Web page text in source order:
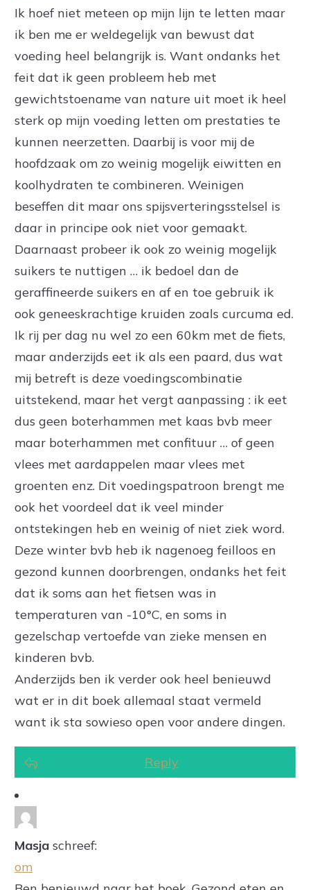
Ik hoef niet meteen op mijn lijn te letten maar
ik ben me er weldegelijk van bewust dat
voeding heel belangrijk is. Want ondanks het
feit dat ik geen probleem heb met
gewichtstoename van nature uit moet ik heel
sterk op mijn voeding letten om prestaties te
kunnen neerzetten. Daarbij is voor mij de
hoofdzaak om zo weinig mogelijk eiwitten en
koolhydraten te combineren. Weinigen
beseffen dit maar ons spijsverteringsstelsel is
daar in principe ook niet voor gemaakt.
Daarnaast probeer ik ook zo weinig mogelijk
suikers te nuttigen … ik bedoel dan de
geraffineerde suikers en af en toe gebruik ik
ook geneeskrachtige kruiden zoals curcuma ed.
Ik rij per dag nu wel zo een 60km met de fiets,
maar anderzijds eet ik als een paard, dus wat
mij betreft is deze voedingscombinatie
uitstekend, maar het vergt aanpassing : ik eet
dus geen boterhammen met kaas bvb meer
maar boterhammen met confituur … of geen
vlees met aardappelen maar vlees met
groenten enz. Dit voedingspatroon brengt me
ook het voordeel dat ik veel minder
ontstekingen heb en weinig of niet ziek word.
Deze winter bvb heb ik nagenoeg feilloos en
gezond kunnen doorbrengen, ondanks het feit
dat ik soms aan het fietsen was in
temperaturen van -10°C, en soms in
gezelschap vertoefde van zieke mensen en
kinderen bvb.
Anderzijds ben ik verder ook heel benieuwd
wat er in dit boek allemaal staat vermeld
want ik sta sowieso open voor andere dingen.
Reply
Masja schreef:
om